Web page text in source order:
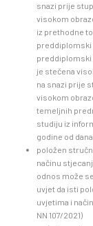
snazi prije
visokom
iz prethodne
preddiplomski
preddiplomski
je stečena
na snazi prije
visokom
temeljnih
studiju iz
godine od
položen
načinu
odnos može
uvjet da isti
uvjetima i
NN 107/2021)